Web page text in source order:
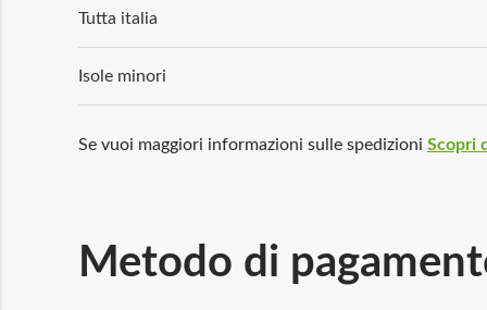
Tutta italia
Isole minori
Se vuoi maggiori informazioni sulle spedizioni Scopri
Metodo di